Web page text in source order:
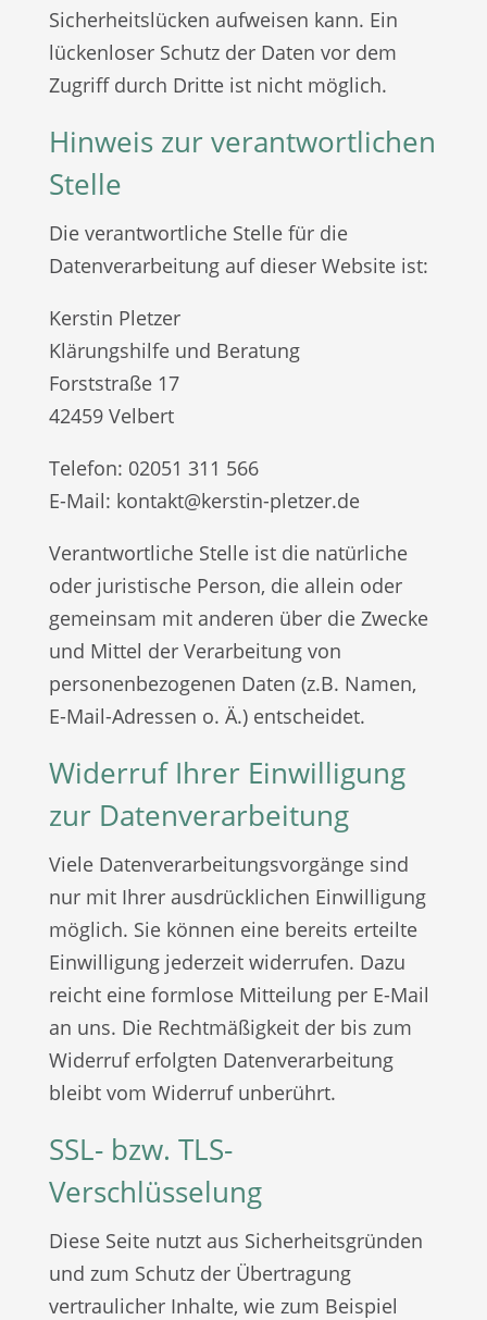
Sicherheitslücken aufweisen kann. Ein
lückenloser Schutz der Daten vor dem
Zugriff durch Dritte ist nicht möglich.
Hinweis zur verantwortlichen
Stelle
Die verantwortliche Stelle für die
Datenverarbeitung auf dieser Website ist:
Kerstin Pletzer
Klärungshilfe und Beratung
Forststraße 17
42459 Velbert
Telefon: 02051 311 566
E-Mail: kontakt@kerstin-pletzer.de
Verantwortliche Stelle ist die natürliche
oder juristische Person, die allein oder
gemeinsam mit anderen über die Zwecke
und Mittel der Verarbeitung von
personenbezogenen Daten (z.B. Namen,
E-Mail-Adressen o. Ä.) entscheidet.
Widerruf Ihrer Einwilligung
zur Datenverarbeitung
Viele Datenverarbeitungsvorgänge sind
nur mit Ihrer ausdrücklichen Einwilligung
möglich. Sie können eine bereits erteilte
Einwilligung jederzeit widerrufen. Dazu
reicht eine formlose Mitteilung per E-Mail
an uns. Die Rechtmäßigkeit der bis zum
Widerruf erfolgten Datenverarbeitung
bleibt vom Widerruf unberührt.
SSL- bzw. TLS-
Verschlüsselung
Diese Seite nutzt aus Sicherheitsgründen
und zum Schutz der Übertragung
vertraulicher Inhalte, wie zum Beispiel